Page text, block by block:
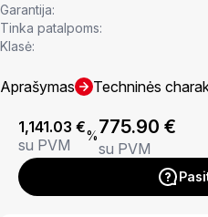
Garantija:
Tinka patalpoms:
Klasė:
Aprašymas Techninės
1,141.03 €
su PVM
%775.90 €
su PVM